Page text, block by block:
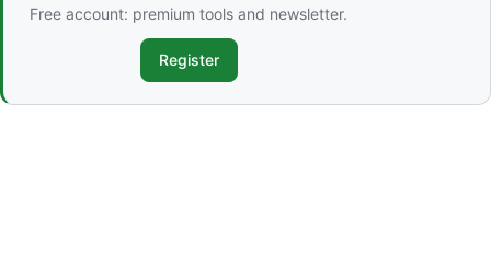
Free account: premium tools and newsletter.
Register